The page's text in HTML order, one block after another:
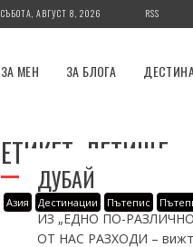
СЪБОТА, АВГУСТ 8, 2026 RSS
ЗА МЕН ЗА БЛОГА
ЕТИКЕТ: ЛЕТИЩЕ
Азия Дестинации Пътепис
ДУБАЙ
ИЗ „ЕДНО ПО-
ОТ НАС РАЗХОДИ –